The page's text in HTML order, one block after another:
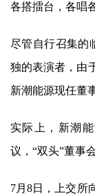
各搭擂台，各唱
尽管自行召集的
独的表演者，由
新潮能源现任董
实际上， 新潮
议，“双头”董事
7月8日，上交所